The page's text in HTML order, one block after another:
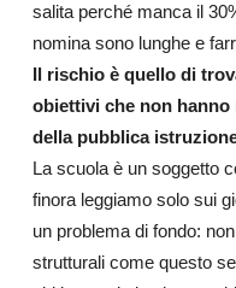
salita perché manca il
nomina sono lunghe e
Il rischio è quello di
obiettivi che non hanno
della pubblica
La scuola è un soggetto
finora leggiamo solo sui
un problema di fondo:
strutturali come questo